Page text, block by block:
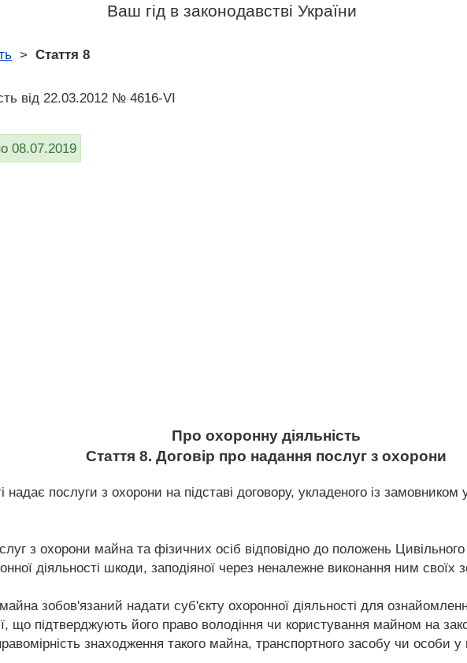
Ваш гід в законодавстві України
> Стаття 8
від 22.03.2012 № 4616-VI
08.07.2019
Про охоронну діяльність
Стаття 8. Договір про надання послуг з охорони
надає послуги з охорони на підставі договору, укладеного із
з охорони майна та фізичних осіб відповідно до положень
діяльності шкоди, заподіяної через неналежне виконання ним своїх
зобов'язаний надати суб'єкту охоронної діяльності для
що підтверджують його право володіння чи користування майном на
знаходження такого майна, транспортного засобу чи особи